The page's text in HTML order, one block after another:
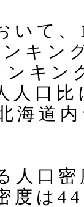
いて
キン
キン
人口
海道
人口
度は